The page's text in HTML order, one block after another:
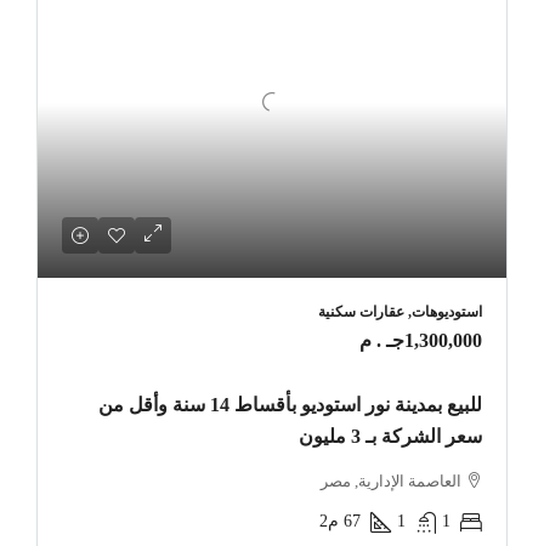
استوديوهات, عقارات سكنية
1,300,000جـ . م
للبيع بمدينة نور استوديو بأقساط 14 سنة وأقل من
سعر الشركة بـ 3 مليون
العاصمة الإدارية, مصر
1
1
67 م2